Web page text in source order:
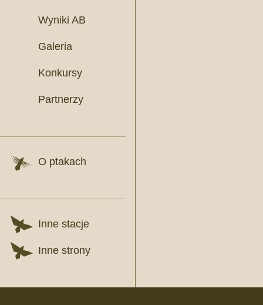
Wyniki AB
Galeria
Konkursy
Partnerzy
O ptakach
Inne stacje
Inne strony